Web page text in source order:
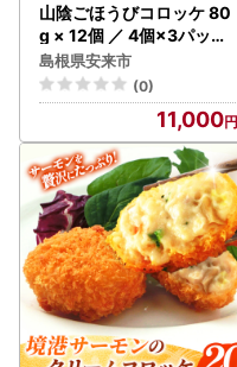
山陰ごほうびコロッケ 80
g × 12個 ／ 4個×3パック
12個入り カニ クリーム コ
ロッケ ごほうび ごちそう
美味しい パーティー おも
てなし 人気 簡単 時短 タイ
ムパフォーマンス 小分け
べにずわいがに ズワイガ
ニ 生乳 とろとろ おいしい
島根県 安来市【11-SF-25
】
島根県安来市
(0)
11,000